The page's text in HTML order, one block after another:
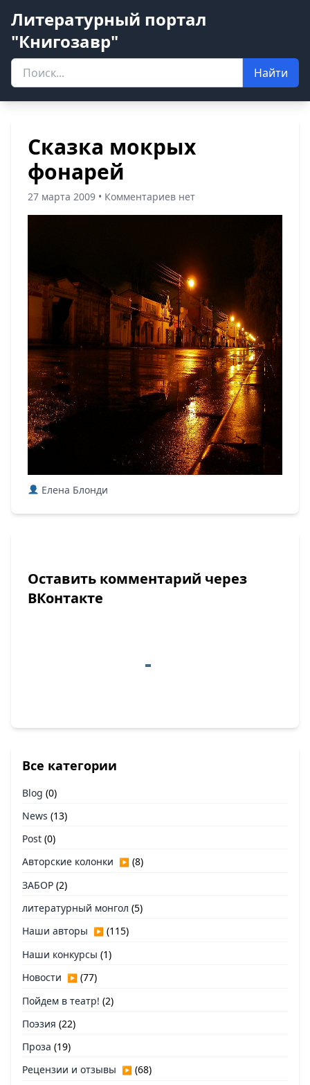
Литературный портал
"Книгозавр"
Найти
Сказка мокрых
фонарей
27 марта 2009 • Комментариев нет
Елена Блонди
Оставить комментарий через
ВКонтакте
Все категории
Blog (0)
News (13)
Post (0)
Авторские колонки ▶ (8)
ЗАБОР (2)
литературный монгол (5)
Наши авторы ▶ (115)
Наши конкурсы (1)
Новости ▶ (77)
Пойдем в театр! (2)
Поэзия (22)
Проза (19)
Рецензии и отзывы ▶ (68)